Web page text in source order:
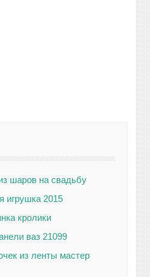
шаров на свадьбу
игрушка 2015
кролики
ваз 21099
из ленты мастер